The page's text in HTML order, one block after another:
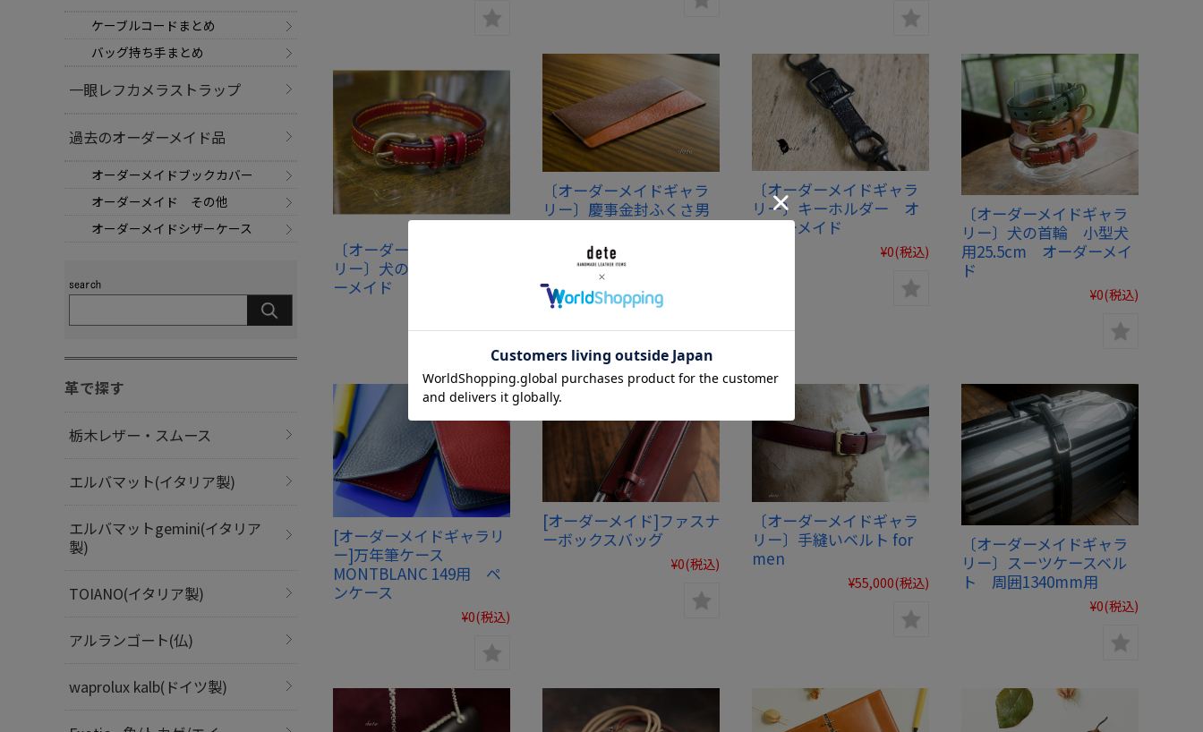
〔オーダーメイドギャラ
リー〕犬の首輪 オーダ
ーメイド
〔オーダーメイドギャラ
リー〕慶事金封ふくさ男
性用(スーツ内ポケット収
納) グレインカーフ手縫
〔オーダーメイドギャラ
リー〕キーホルダー オ
ーダーメイド
¥0(税込)
〔オーダーメイドギャラ
リー〕犬の首輪 小型犬
用25.5cm オーダーメイ
ド
¥0(税込)
[オーダーメイドギャラリ
ー]万年筆ケース
MONTBLANC 149用 ペ
ンケース
¥0(税込)
[オーダーメイド]ファスナ
ーボックスバッグ
¥0(税込)
〔オーダーメイドギャラ
リー〕手縫いベルト for
men
¥55,000(税込)
〔オーダーメイドギャラ
リー〕スーツケースベル
ト 周囲1340mm用
¥0(税込)
ケーブルコードまとめ
バッグ持ち手まとめ
一眼レフカメラストラップ
過去のオーダーメイド品
オーダーメイドブックカバー
オーダーメイド その他
オーダーメイドシザーケース
革で探す
栃木レザー・スムース
エルバマット(イタリア製)
エルバマットgemini(イタリア
製)
TOIANO(イタリア製)
アルランゴート(仏)
waprolux kalb(ドイツ製)